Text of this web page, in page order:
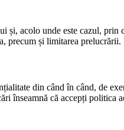
și, acolo unde este cazul,
precum și limitarea
din când în când, de
înseamnă că accepți politica